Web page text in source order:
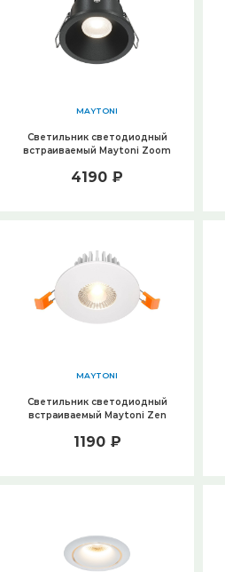
MAYTONI
Светильник светодиодный
встраиваемый Maytoni Zoom
4190 ₽
MAYTONI
Светильник светодиодный
встраиваемый Maytoni Zen
1190 ₽